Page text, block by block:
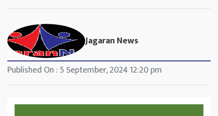
Jagaran News
Published On : 5 September, 2024 12:20 pm